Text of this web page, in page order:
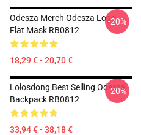
Odesza Merch Odesza Logo
Flat Mask RB0812
18,29 € - 20,70 €
-20%
Lolosdong Best Selling Odesza
Backpack RB0812
33,94 € - 38,18 €
-20%